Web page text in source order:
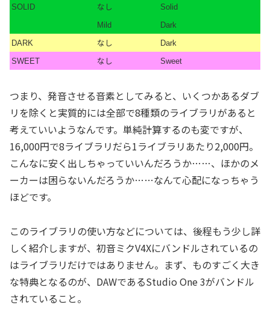
SOLID なし
Solid
Mild
Dark
DARK
なし
Dark
SWEET
なし Sweet
つまり、発音させる音素としてみると、いくつかあるダブ
リを除くと実質的には全部で8種類のライブラリがあると
考えていいようなんです。単純計算するのも変ですが、
16,000円で8ライブラリだら1ライブラリあたり2,000円。
こんなに安く出しちゃっていいんだろうか……、ほかのメ
ーカーは困らないんだろうか……なんて心配になっちゃう
ほどです。
このライブラリの使い方などについては、後程もう少し詳
しく紹介しますが、初音ミクV4Xにバンドルされているの
はライブラリだけではありません。まず、ものすごく大き
な特典となるのが、DAWであるStudio One 3がバンドル
されていること。